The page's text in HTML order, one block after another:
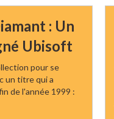
: Un
Ubisoft
pour se
un titre qui a
de l'année 1999 :